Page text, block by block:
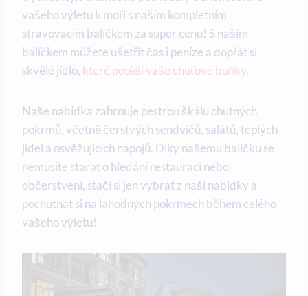
vašeho výletu k moři s naším⁢ kompletním
stravovacím balíčkem za ⁣super cenu!⁤ S naším
⁣balíčkem⁤ můžete ⁤ušetřit ⁤čas ‌i ‌peníze a dopřát si
skvělé jídlo, které potěší vaše chuťové buňky.
Naše nabídka zahrnuje pestrou škálu chutných
pokrmů, včetně čerstvých sendvičů, ⁢salátů, teplých
jídel a osvěžujících nápojů. Díky ⁣našemu ‍balíčku se
⁤nemusíte starat o hledání restaurací nebo
občerstvení, stačí si​ jen vybrat​ z naší nabídky a
pochutnat si na lahodných⁢ pokrmech během⁣ celého
vašeho výletu!